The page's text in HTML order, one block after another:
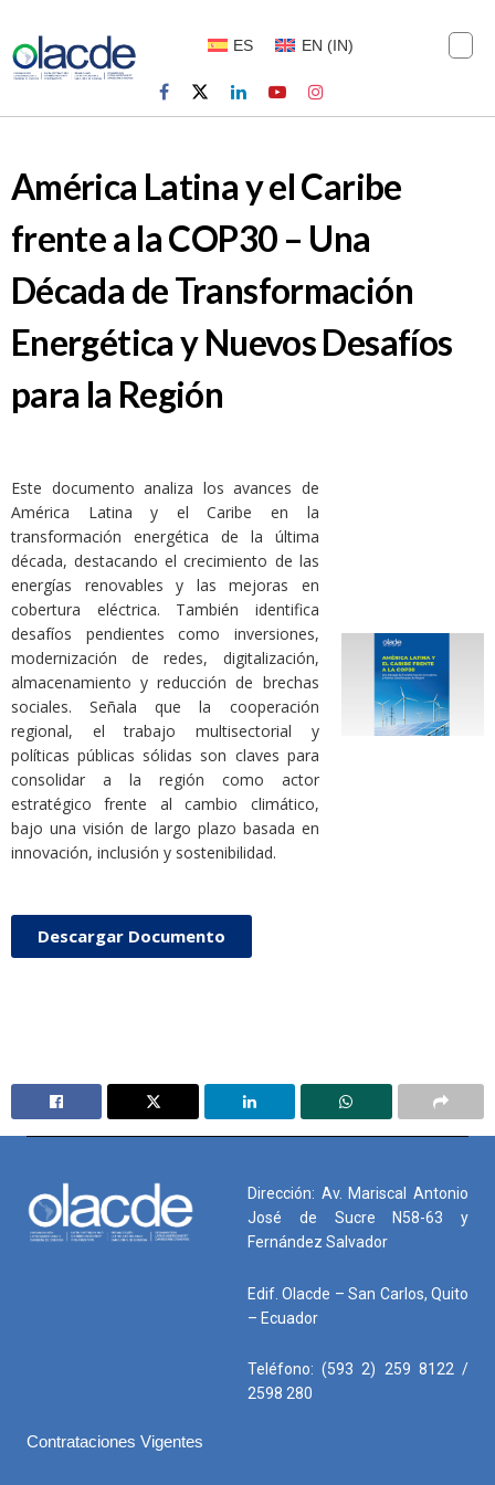
ES EN (IN)
América Latina y el Caribe
frente a la COP30 – Una
Década de Transformación
Energética y Nuevos Desafíos
para la Región
Este documento analiza los avances de
América Latina y el Caribe en la
transformación energética de la última
década, destacando el crecimiento de las
energías renovables y las mejoras en
cobertura eléctrica. También identifica
desafíos pendientes como inversiones,
modernización de redes, digitalización,
almacenamiento y reducción de brechas
sociales. Señala que la cooperación
regional, el trabajo multisectorial y
políticas públicas sólidas son claves para
consolidar a la región como actor
estratégico frente al cambio climático,
bajo una visión de largo plazo basada en
innovación, inclusión y sostenibilidad.
Descargar Documento
Dirección: Av. Mariscal Antonio
José de Sucre N58-63 y
Fernández Salvador
Edif. Olacde – San Carlos, Quito
– Ecuador
Teléfono: (593 2) 259 8122 /
2598 280
Contrataciones Vigentes